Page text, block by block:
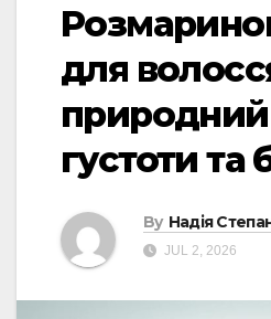
для
густоти та
By Надія
JUL 2, 2026